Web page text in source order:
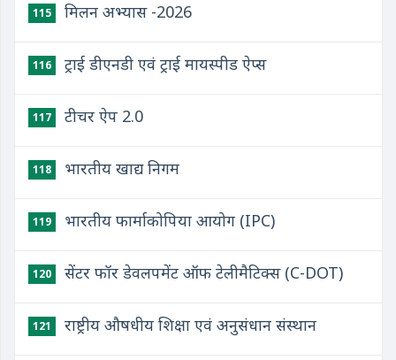
115 मिलन अभ्यास -2026
116 ट्राई डीएनडी एवं ट्राई मायस्पीड ऐप्स
117 टीचर ऐप 2.0
118 भारतीय खाद्य निगम
119 भारतीय फार्माकोपिया आयोग (IPC)
120 सेंटर फॉर डेवलपमेंट ऑफ टेलीमैटिक्स (C-DOT)
121 राष्ट्रीय औषधीय शिक्षा एवं अनुसंधान संस्थान